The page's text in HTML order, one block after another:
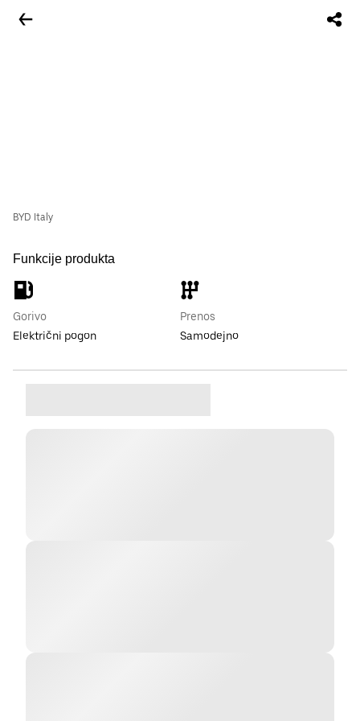
BYD Italy
Funkcije produkta
Gorivo
Električni pogon
Prenos
Samodejno